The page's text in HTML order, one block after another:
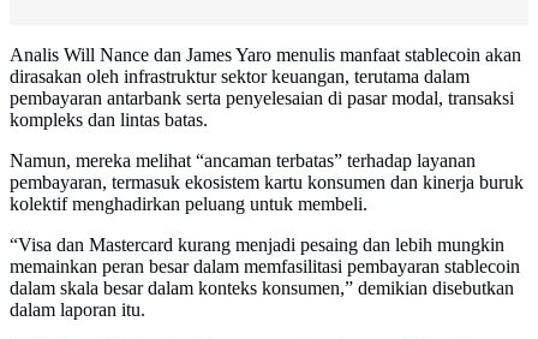
Analis Will Nance dan James Yaro menulis manfaat stablecoin akan
dirasakan oleh infrastruktur sektor keuangan, terutama dalam
pembayaran antarbank serta penyelesaian di pasar modal, transaksi
kompleks dan lintas batas.
Namun, mereka melihat “ancaman terbatas” terhadap layanan
pembayaran, termasuk ekosistem kartu konsumen dan kinerja buruk
kolektif menghadirkan peluang untuk membeli.
“Visa dan Mastercard kurang menjadi pesaing dan lebih mungkin
memainkan peran besar dalam memfasilitasi pembayaran stablecoin
dalam skala besar dalam konteks konsumen,” demikian disebutkan
dalam laporan itu.